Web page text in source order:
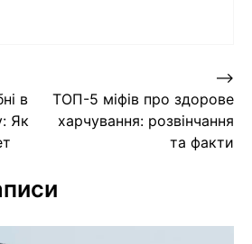
в
Як
ТОП-5 міфів про здорове
харчування: розвінчання
та факти
⟶